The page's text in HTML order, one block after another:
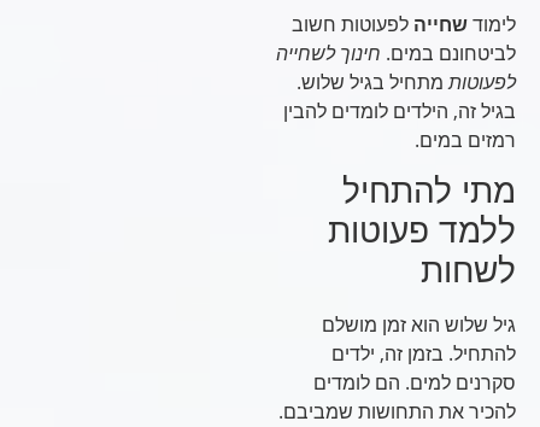
לימודשחייהלפעוטות חשוב
לביטחונם במים.חינוך לשחייה
לפעוטותמתחיל בגיל שלוש.
בגיל זה, הילדים לומדים להבין
רמזים במים.
מתי להתחיל
ללמד פעוטות
לשחות
גיל שלוש הוא זמן מושלם
להתחיל. בזמן זה, ילדים
סקרנים למים. הם לומדים
להכיר את התחושות שמביבם.